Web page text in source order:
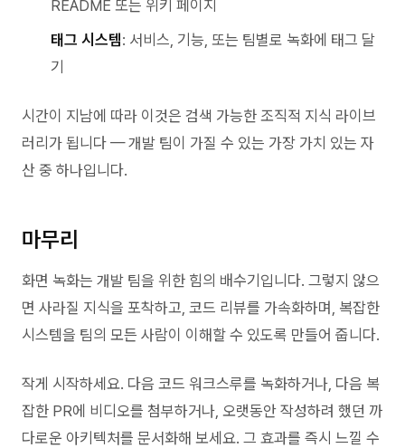
README 또는 위키 페이지
태그 시스템: 서비스, 기능, 또는 팀별로 녹화에 태그 달
기
시간이 지남에 따라 이것은 검색 가능한 조직적 지식 라이브
러리가 됩니다 — 개발 팀이 가질 수 있는 가장 가치 있는 자
산 중 하나입니다.
마무리
화면 녹화는 개발 팀을 위한 힘의 배수기입니다. 그렇지 않으
면 사라질 지식을 포착하고, 코드 리뷰를 가속화하며, 복잡한
시스템을 팀의 모든 사람이 이해할 수 있도록 만들어 줍니다.
작게 시작하세요. 다음 코드 워크스루를 녹화하거나, 다음 복
잡한 PR에 비디오를 첨부하거나, 오랫동안 작성하려 했던 까
다로운 아키텍처를 문서화해 보세요. 그 효과를 즉시 느낄 수